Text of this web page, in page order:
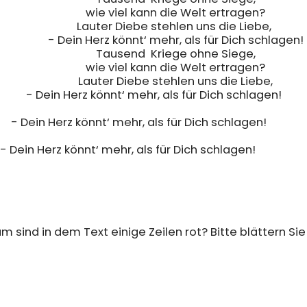
- Dein Herz könnt‘ mehr, als für Dich schlagen!
- Dein Herz könnt‘ mehr, als für Dich schlagen!
- Dein Herz könnt‘ mehr, als für Dich schlagen!
sind in dem Text einige Zeilen rot? Bitte blättern